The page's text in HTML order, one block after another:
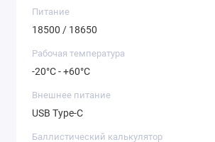
Питание
18500 / 18650
Рабочая температура
-20°C - +60°C
Внешнее питание
USB Type-C
Баллистический калькулятор